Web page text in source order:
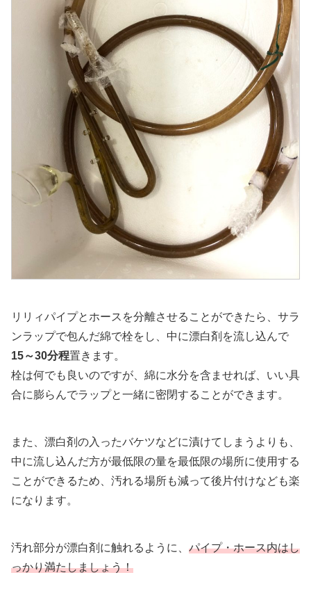
リリィパイプとホースを分離させることができたら、サラ
ンラップで包んだ綿で栓をし、中に漂白剤を流し込んで
15～30分程置きます。
栓は何でも良いのですが、綿に水分を含ませれば、いい具
合に膨らんでラップと一緒に密閉することができます。
また、漂白剤の入ったバケツなどに漬けてしまうよりも、
中に流し込んだ方が最低限の量を最低限の場所に使用する
ことができるため、汚れる場所も減って後片付けなども楽
になります。
汚れ部分が漂白剤に触れるように、 パイプ・ホース内はし
っかり満たしましょう！